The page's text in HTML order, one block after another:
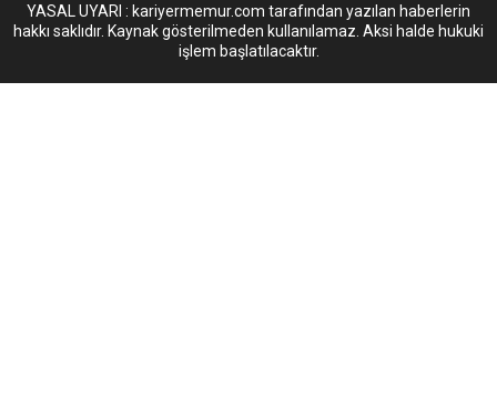
YASAL UYARI : kariyermemur.com tarafından yazılan haberlerin
hakkı saklıdır. Kaynak gösterilmeden kullanılamaz. Aksi halde hukuki
işlem başlatılacaktır.